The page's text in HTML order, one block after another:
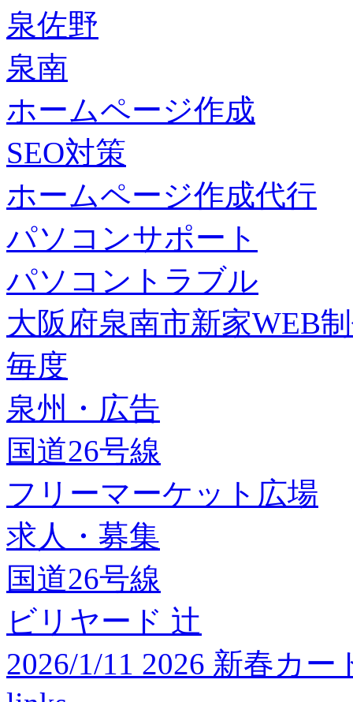
泉佐野
泉南
ホームページ作成
SEO対策
ホームページ作成代行
パソコンサポート
パソコントラブル
大阪府泉南市新家WEB
毎度
泉州・広告
国道26号線
フリーマーケット広場
求人・募集
国道26号線
ビリヤード 辻
2026/1/11 2026 新春カ